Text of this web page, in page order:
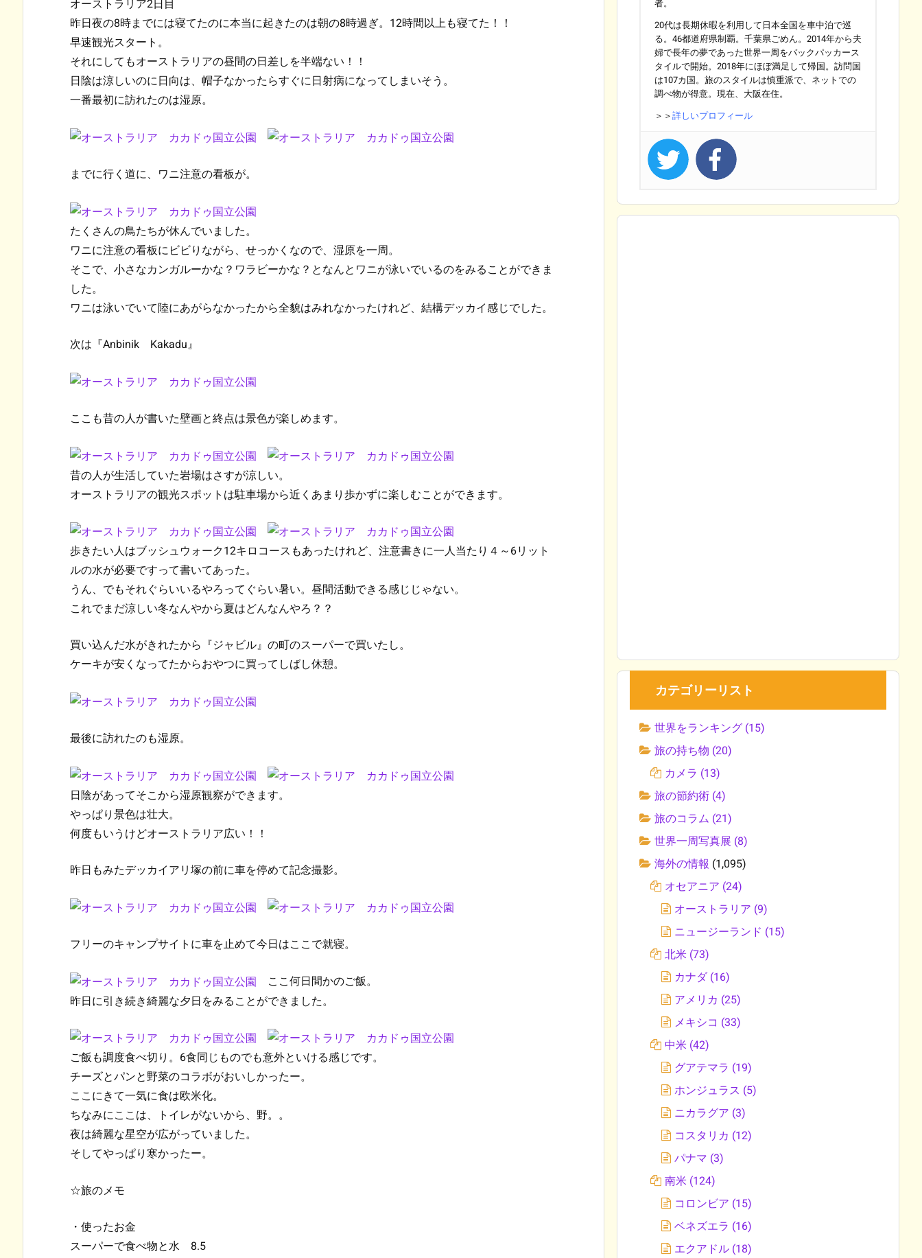
オーストラリア2日目
昨日夜の8時までには寝てたのに本当に起きたのは朝の8時過ぎ。12時間以上も寝てた！！
早速観光スタート。
それにしてもオーストラリアの昼間の日差しを半端ない！！
日陰は涼しいのに日向は、帽子なかったらすぐに日射病になってしまいそう。
一番最初に訪れたのは湿原。
までに行く道に、ワニ注意の看板が。
たくさんの鳥たちが休んでいました。
ワニに注意の看板にビビりながら、せっかくなので、湿原を一周。
そこで、小さなカンガルーかな？ワラビーかな？となんとワニが泳いでいるのをみることができま
した。
ワニは泳いでいて陸にあがらなかったから全貌はみれなかったけれど、結構デッカイ感じでした。
次は『Anbinik Kakadu』
ここも昔の人が書いた壁画と終点は景色が楽しめます。
昔の人が生活していた岩場はさすが涼しい。
オーストラリアの観光スポットは駐車場から近くあまり歩かずに楽しむことができます。
歩きたい人はブッシュウォーク12キロコースもあったけれど、注意書きに一人当たり４～6リット
ルの水が必要ですって書いてあった。
うん、でもそれぐらいいるやろってぐらい暑い。昼間活動できる感じじゃない。
これでまだ涼しい冬なんやから夏はどんなんやろ？？
買い込んだ水がきれたから『ジャビル』の町のスーパーで買いたし。
ケーキが安くなってたからおやつに買ってしばし休憩。
最後に訪れたのも湿原。
日陰があってそこから湿原観察ができます。
やっぱり景色は壮大。
何度もいうけどオーストラリア広い！！
昨日もみたデッカイアリ塚の前に車を停めて記念撮影。
フリーのキャンプサイトに車を止めて今日はここで就寝。
ここ何日間かのご飯。
昨日に引き続き綺麗な夕日をみることができました。
ご飯も調度食べ切り。6食同じものでも意外といける感じです。
チーズとパンと野菜のコラボがおいしかったー。
ここにきて一気に食は欧米化。
ちなみにここは、トイレがないから、野。。
夜は綺麗な星空が広がっていました。
そしてやっぱり寒かったー。
☆旅のメモ
・使ったお金
スーパーで食べ物と水 8.5
者。
20代は長期休暇を利用して日本全国を車中泊で巡
る。46都道府県制覇。千葉県ごめん。2014年から夫
婦で長年の夢であった世界一周をバックパッカース
タイルで開始。2018年にほぼ満足して帰国。訪問国
は107カ国。旅のスタイルは慎重派で、ネットでの
調べ物が得意。現在、大阪在住。
＞＞ 詳しいプロフィール
カテゴリーリスト
世界をランキング (15)
旅の持ち物 (20)
カメラ (13)
旅の節約術 (4)
旅のコラム (21)
世界一周写真展 (8)
海外の情報 (1,095)
オセアニア (24)
オーストラリア (9)
ニュージーランド (15)
北米 (73)
カナダ (16)
アメリカ (25)
メキシコ (33)
中米 (42)
グアテマラ (19)
ホンジュラス (5)
ニカラグア (3)
コスタリカ (12)
パナマ (3)
南米 (124)
コロンビア (15)
ベネズエラ (16)
エクアドル (18)